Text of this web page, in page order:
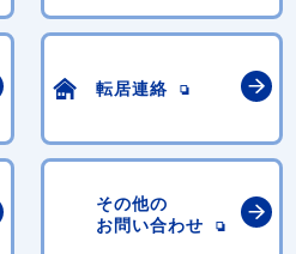
転居連絡
その他の
お問い合わせ